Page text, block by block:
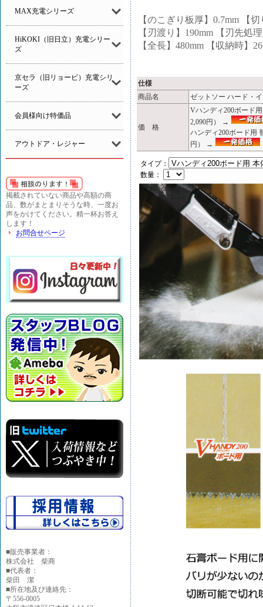
MAX充電シリーズ
HiKOKI（旧日立）充電シリー
ズ
京セラ（旧リョービ）充電シリ
ーズ
会員様向け特価品
アウトドア・レジャー
掲載されていない商品や高額の商
品、数がまとまりそうな時、一度お
声をかけてください。精一杯お答え
します！
お問合せページ
■販売事業者：
株式会社 柴商
■代表者：
柴田 潔
■所在地及び連絡先：
〒556-0005
【のこぎり板厚】0.7mm 【
【刃渡り】190mm 【刃先処
【全長】480mm 【収納時】
仕様
商品名
ゼットソー ハード・
価 格
Vハンディ200ボード
2,090円） →
ハンディ200ボード用
円） →
タイプ：
数量：